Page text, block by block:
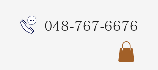
048-767-6676